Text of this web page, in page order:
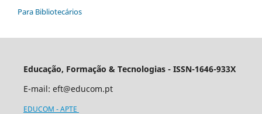
Para Bibliotecários
Educação, Formação & Tecnologias - ISSN-1646-933X
E-mail: eft@educom.pt
EDUCOM - APTE